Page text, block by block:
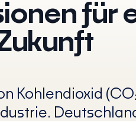
für
Kohlendioxid